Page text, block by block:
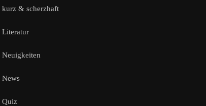
kurz & scherzhaft
Literatur
Neuigkeiten
News
Quiz